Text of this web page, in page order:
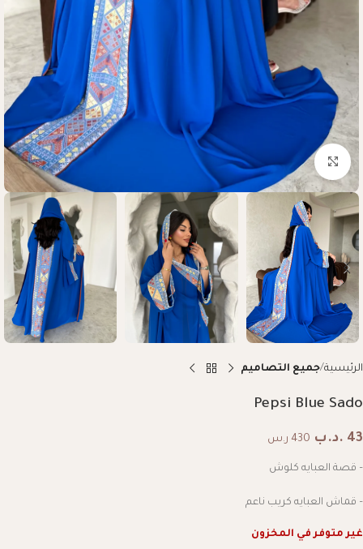
Click to enlarge
الرئيسية جميع التصاميم
Pepsi Blue Sado
43 .د.ب 430 ر.س
– قصة العبايه كلوش
– قماش العبايه كريب ناعم
غير متوفر في المخزون